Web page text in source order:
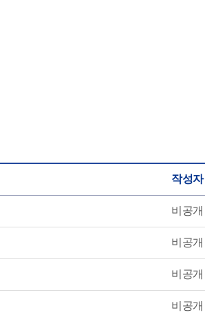
작성자
비공개
비공개
비공개
비공개